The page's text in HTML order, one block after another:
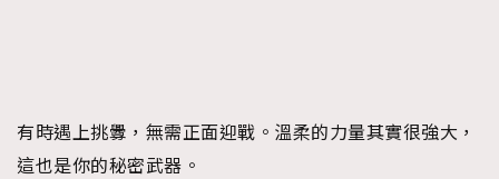
有時遇上挑釁，無需正面迎戰。溫柔的力量其實很強大，
這也是你的秘密武器。